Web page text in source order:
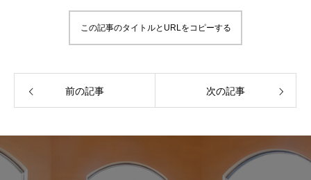
この記事のタイトルとURLをコピーする
前の記事 次の記事